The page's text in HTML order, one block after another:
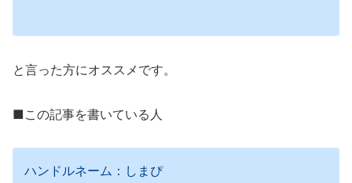
と言った方にオススメです。
■この記事を書いている人
ハンドルネーム：しまぴ